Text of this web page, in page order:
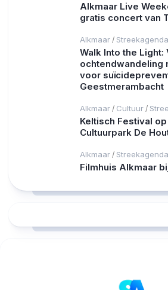
Alkmaar Live
gratis concert van
Alkmaar / Streekagenda
Walk Into the Light:
ochtendwandeling
voor
Geestmerambacht
Alkmaar / Cultuur /
Keltisch Festival
Cultuurpark De
Alkmaar / Streekagenda
Filmhuis Alkmaar